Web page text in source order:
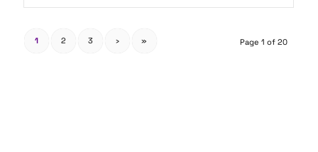
Page 1 of 20
1 2 3 › »